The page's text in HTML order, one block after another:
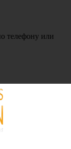
телефону или